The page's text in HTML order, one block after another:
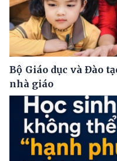
Bộ Giáo dục và Đào
nhà giáo